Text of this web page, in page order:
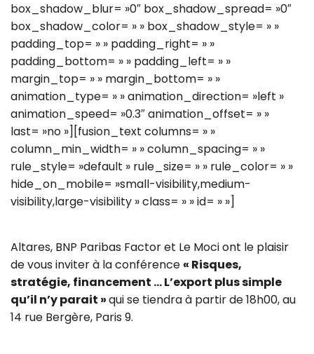
box_shadow_blur= »0″ box_shadow_spread= »0″
box_shadow_color= » » box_shadow_style= » »
padding_top= » » padding_right= » »
padding_bottom= » » padding_left= » »
margin_top= » » margin_bottom= » »
animation_type= » » animation_direction= »left »
animation_speed= »0.3″ animation_offset= » »
last= »no »][fusion_text columns= » »
column_min_width= » » column_spacing= » »
rule_style= »default » rule_size= » » rule_color= » »
hide_on_mobile= »small-visibility,medium-
visibility,large-visibility » class= » » id= » »]
Altares, BNP Paribas Factor et Le Moci ont le plaisir
de vous inviter à la conférence « Risques,
stratégie, financement … L’export plus simple
qu’il n’y parait »qui se tiendra à partir de 18h00, au
14 rue Bergère, Paris 9.